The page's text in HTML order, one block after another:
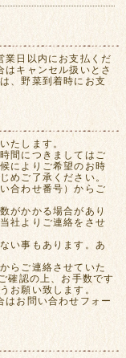
業日以内にお支払くだ
はキャンセル扱いとさ
、野菜到着時にお支
たします。
間につきましてはご
によりご希望のお時
めご了承ください。
合わせ番号）からご
がかかる場合があり
社よりご連絡をさせ
い事もあります。あ
らご連絡させていた
確認の上、お手数です
お願い致します。
はお問い合わせフォー